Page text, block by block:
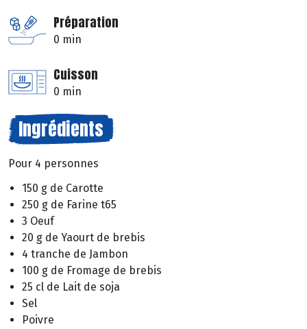
Préparation
0 min
Cuisson
0 min
Ingrédients
Pour 4 personnes
150 g de Carotte
250 g de Farine t65
3 Oeuf
20 g de Yaourt de brebis
4 tranche de Jambon
100 g de Fromage de brebis
25 cl de Lait de soja
Sel
Poivre